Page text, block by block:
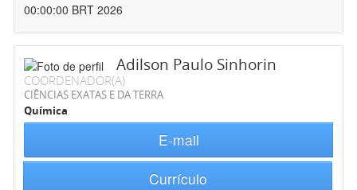
00:00:00 BRT 2026
Adilson Paulo Sinhorin
COORDENADOR(A)
CIÊNCIAS EXATAS E DA TERRA
Química
E-mail
Currículo